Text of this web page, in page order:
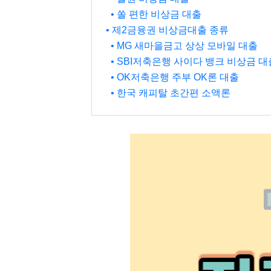
• 쏠 편한 비상금 대출
• 제2금융권 비상금대출 종류
• MG 새마을금고 상상 모바일 대출
• SBI저축은행 사이다 뱅크 비상금 대
• OK저축은행 주부 OK론 대출
• 한국 캐피탈 초간편 소액론